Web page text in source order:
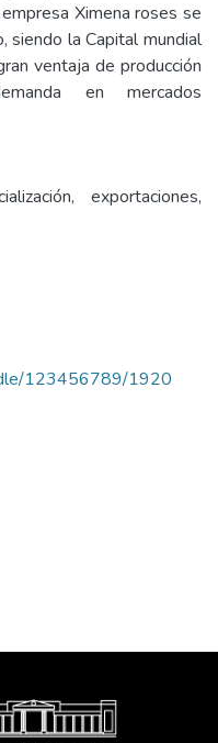
Ximena roses se
siendo la Capital mundial
ventaja de producción
en mercados
exportaciones,
123456789/1920